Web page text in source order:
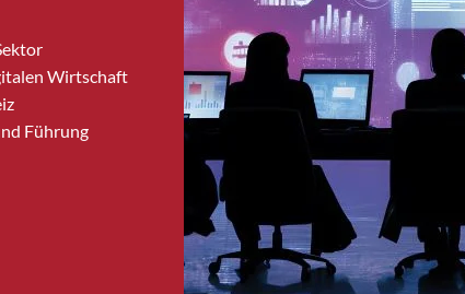
Bronschhofen
Brugg
Brugg AG
Burgdorf
Bäretswil
Bülach
Wirtschaft
Führung